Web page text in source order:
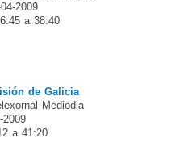
2009
a 38:40
de Galicia
Mediodia
2009
a 41:20